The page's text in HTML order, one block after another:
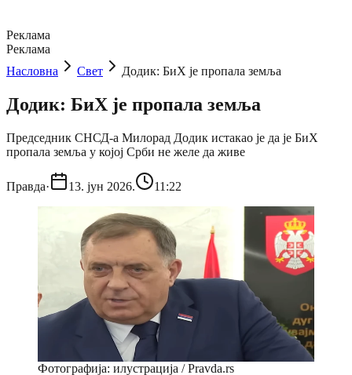
Реклама
Реклама
Насловна
Свет Додик: БиХ је пропала земља
Додик: БиХ је пропала земља
Председник СНСД-а Милорад Додик истакао је да је БиХ
пропала земља у којој Срби не желе да живе
Правда· 13. јун 2026. 11:22
Фотографија: илустрација / Pravda.rs